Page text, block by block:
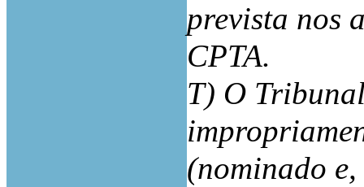
prevista nos
CPTA.
T) O
(nominado